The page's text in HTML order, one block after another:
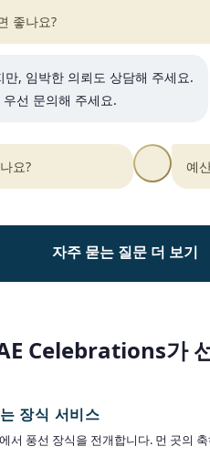
좋나요?
, 임박한 의뢰도 상담해 주세요.
선 문의해 주세요.
요? 예
자주 묻는 질문 더 보기
Celebrations가
장식 서비스
서 풍선 장식을 전개합니다. 먼 곳의